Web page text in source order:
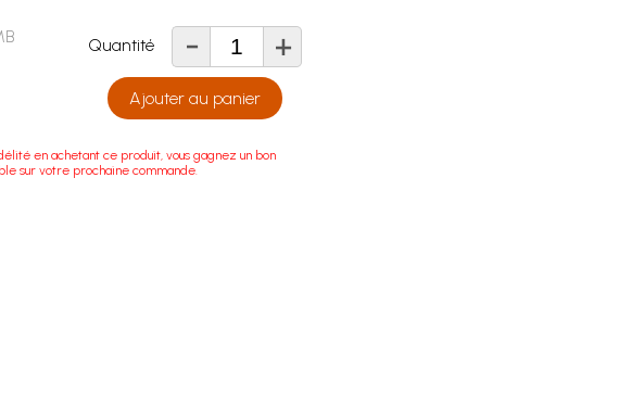
Quantité - +
Ajouter au panier
en achetant ce produit, vous gagnez un bon
sur votre prochaine commande.